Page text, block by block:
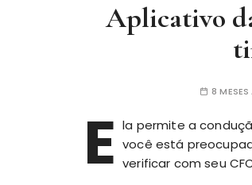
Aplicativo
8 MESES
E la permite a
você está
verificar com seu